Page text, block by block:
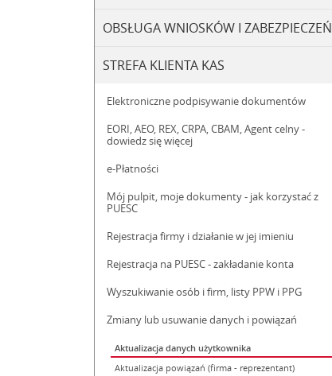
OBSŁUGA WNIOSKÓW I ZABEZPIECZEŃ
STREFA KLIENTA KAS
Elektroniczne podpisywanie dokumentów
EORI, AEO, REX, CRPA, CBAM, Agent celny -
dowiedz się więcej
e-Płatności
Mój pulpit, moje dokumenty - jak korzystać z
PUESC
Rejestracja firmy i działanie w jej imieniu
Rejestracja na PUESC - zakładanie konta
Wyszukiwanie osób i firm, listy PPW i PPG
Zmiany lub usuwanie danych i powiązań
Aktualizacja danych użytkownika
Aktualizacja powiązań (firma - reprezentant)